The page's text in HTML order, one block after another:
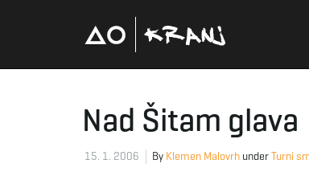
Nad Šitam glava
15. 1. 2006 By Klemen Malovrh underTurni